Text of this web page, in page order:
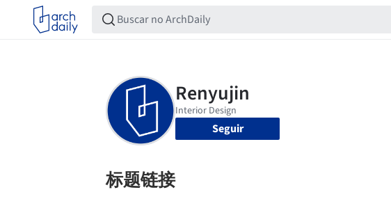
Seguir
标题链接